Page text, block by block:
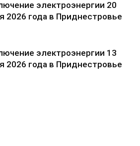
электроэнергии 20
2026 года в Приднестровье
электроэнергии 13
2026 года в Приднестровье